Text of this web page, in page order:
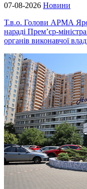
07-08-2026 Новини
Т.в.о. Голови АРМА
нараді Прем’єр-
органів виконавчої